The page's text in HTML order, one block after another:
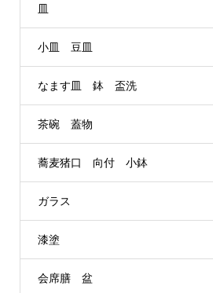
皿
小皿 豆皿
なます皿 鉢 盃洗
茶碗 蓋物
蕎麦猪口 向付 小鉢
ガラス
漆塗
会席膳 盆